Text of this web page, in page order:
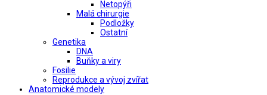
Netopýři
Malá chirurgie
Podložky
Ostatní
Genetika
DNA
Buňky a viry
Fosilie
Reprodukce a vývoj zvířat
Anatomické modely